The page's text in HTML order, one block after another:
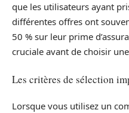
que les utilisateurs ayant
différentes offres ont
50 % sur leur prime
cruciale avant de choisir
Les critères de sélection
Lorsque vous utilisez un